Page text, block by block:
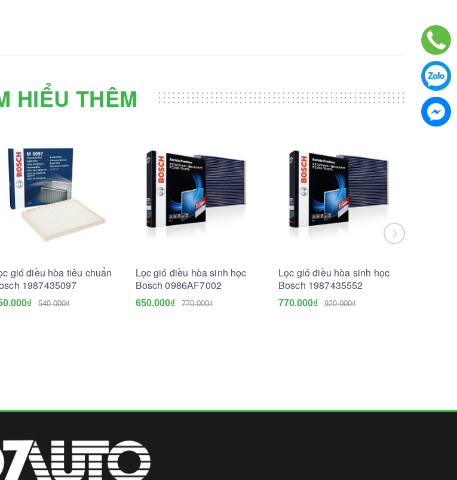
HIỂU THÊM
gió điều hòa tiêu chuẩn
1987435097
540.000₫
Lọc gió điều hòa sinh học
Bosch 0986AF7002
650.000₫ 770.000₫
Lọc gió điều hòa sinh học
Bosch 1987435552
770.000₫ 920.000₫